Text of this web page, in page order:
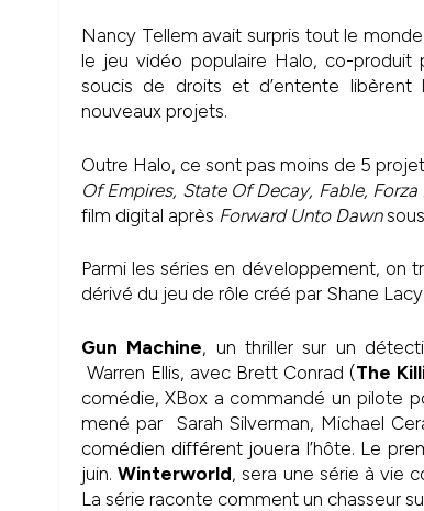
Nancy Tellem avait surpris tout le
le jeu vidéo populaire Halo, co-produit
soucis de droits et d’entente
nouveaux projets.
Outre Halo, ce sont pas moins de 5
Of Empires, State Of Decay, Fable,
film digital après Forward Unto Dawn
Parmi les séries en développement, on
dérivé du jeu de rôle créé par Shane
Gun Machine, un thriller sur un
Warren Ellis, avec Brett Conrad (The
comédie, XBox a commandé un pilote
mené par Sarah Silverman, Michael
comédien différent jouera l’hôte. Le
juin.Winterworld, sera une série à vie
La série raconte comment un chasseur